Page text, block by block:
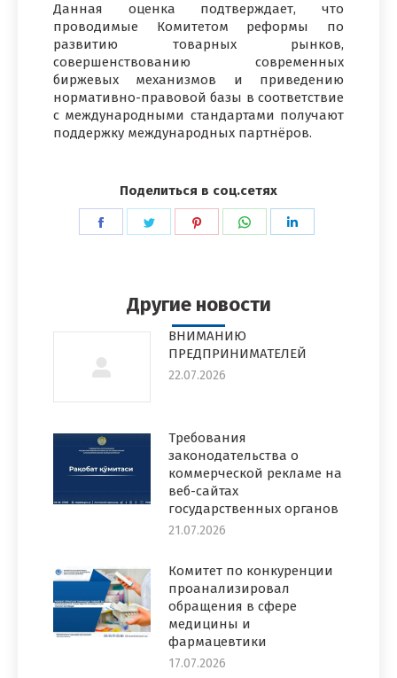
Данная оценка подтверждает, что
проводимые Комитетом реформы по
развитию товарных рынков,
совершенствованию современных
биржевых механизмов и приведению
нормативно-правовой базы в соответствие
с международными стандартами получают
поддержку международных партнёров.
Поделиться в соц.сетях
ПоделитьсяПоделитьсяПоделитьсяПоделиться
Другие новости
ВНИМАНИЮ
ПРЕДПРИНИМАТЕЛЕЙ
22.07.2026
Требования
законодательства о
коммерческой рекламе на
веб-сайтах
государственных органов
21.07.2026
Комитет по конкуренции
проанализировал
обращения в сфере
медицины и
фармацевтики
17.07.2026